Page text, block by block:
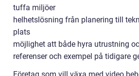
tuffa miljöer
helhetslösning från planering till
plats
möjlighet att både hyra utrustning
referenser och exempel på tidigare